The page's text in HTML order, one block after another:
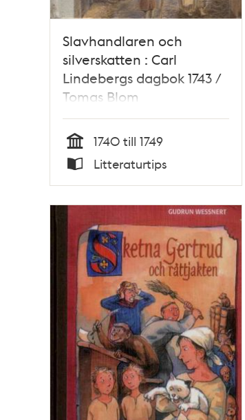
Slavhandlaren och
silverskatten : Carl
Lindebergs dagbok 1743 /
Tomas Blom
Tid
1740 till 1749
Typ
Litteraturtips